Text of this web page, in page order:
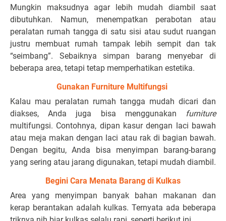
Mungkin maksudnya agar lebih mudah diambil saat
dibutuhkan. Namun, menempatkan perabotan atau
peralatan rumah tangga di satu sisi atau sudut ruangan
justru membuat rumah tampak lebih sempit dan tak
“seimbang”. Sebaiknya simpan barang menyebar di
beberapa area, tetapi tetap memperhatikan estetika.
Gunakan Furniture Multifungsi
Kalau mau peralatan rumah tangga mudah dicari dan
diakses, Anda juga bisa menggunakan
furniture
multifungsi. Contohnya, dipan kasur dengan laci bawah
atau meja makan dengan laci atau rak di bagian bawah.
Dengan begitu, Anda bisa menyimpan barang-barang
yang sering atau jarang digunakan, tetapi mudah diambil.
Begini Cara Menata Barang di Kulkas
Area yang menyimpan banyak bahan makanan dan
kerap berantakan adalah kulkas. Ternyata ada beberapa